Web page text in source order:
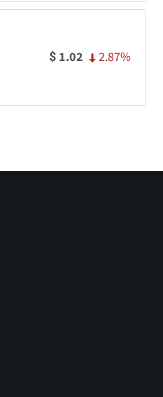
$ 1.02 2.87%